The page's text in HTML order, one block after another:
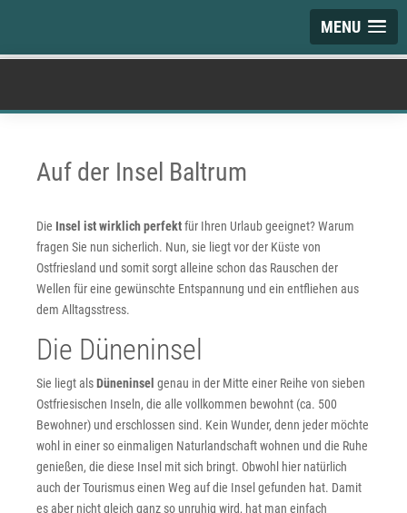
MENU
Auf der Insel Baltrum
Die Insel ist wirklich perfektfür Ihren Urlaub geeignet? Warum
fragen Sie nun sicherlich. Nun, sie liegt vor der Küste von
Ostfriesland und somit sorgt alleine schon das Rauschen der
Wellen für eine gewünschte Entspannung und ein entfliehen aus
dem Alltagsstress.
Die Düneninsel
Sie liegt alsDüneninsel genau in der Mitte einer Reihe von sieben
Ostfriesischen Inseln, die alle vollkommen bewohnt (ca. 500
Bewohner) und erschlossen sind. Kein Wunder, denn jeder möchte
wohl in einer so einmaligen Naturlandschaft wohnen und die Ruhe
genießen, die diese Insel mit sich bringt. Obwohl hier natürlich
auch der Tourismus einen Weg auf die Insel gefunden hat. Damit
es aber nicht gleich ganz so unruhig wird, hat man einfach